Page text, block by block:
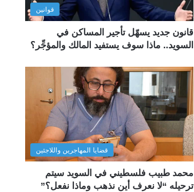
قوانين
قانون جديد يسهّل تأجير المساكن في
السويد.. ماذا سوف يستفيد المالك والمؤجِّر؟
قضايا المهاجرين واللاجئين
محمد طبيب فلسطيني في السويد سيتم
ترحيله “لا نعرف أين نذهب وماذا نفعل؟”